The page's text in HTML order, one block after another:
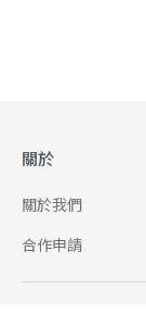
關於
關於我們
合作申請